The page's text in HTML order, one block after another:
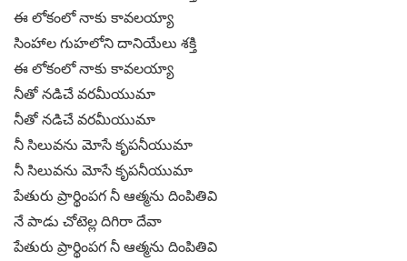
ఈ లోకంలో నాకు కావలయ్యా
సింహాల గుహలోని దానియేలు శక్తి
ఈ లోకంలో నాకు కావలయ్యా
నీతో నడిచే వరమీయుమా
నీతో నడిచే వరమీయుమా
నీ సిలువను మోసే కృపనీయుమా
నీ సిలువను మోసే కృపనీయుమా
పేతురు ప్రార్థింపగ నీ ఆత్మను దింపితివి
నే పాడు చోటెల్ల దిగిరా దేవా
పేతురు ప్రార్థింపగ నీ ఆత్మను దింపితివి